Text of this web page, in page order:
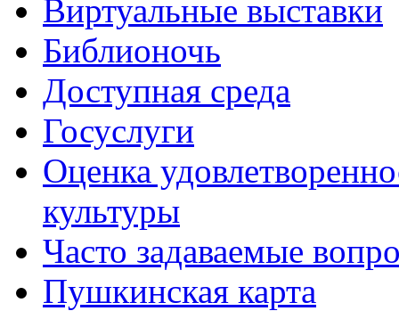
Виртуальные выставки
Библионочь
Доступная среда
Госуслуги
Оценка
культуры
Часто задаваемые
Пушкинская карта